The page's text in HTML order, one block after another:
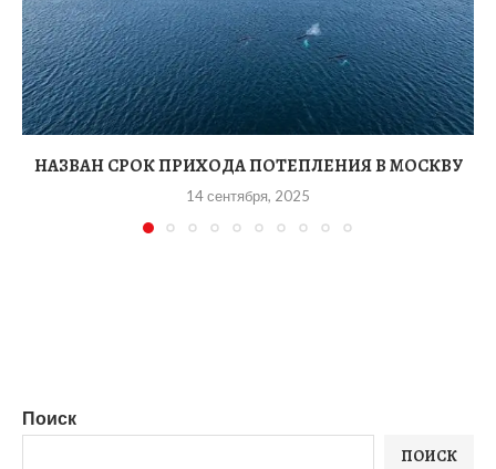
НАЗВАН СРОК ПРИХОДА ПОТЕПЛЕНИЯ В МОСКВУ
14 сентября, 2025
Поиск
ПОИСК